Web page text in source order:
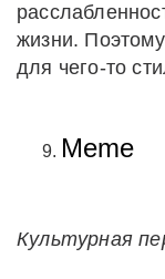
жизни.
для чего-то
Meme
Культурная